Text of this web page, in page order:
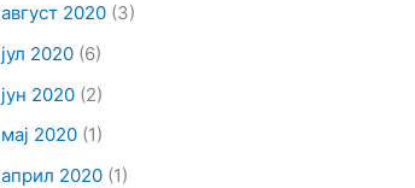
август 2020(3)
јул 2020(6)
јун 2020(2)
мај 2020(1)
април 2020(1)